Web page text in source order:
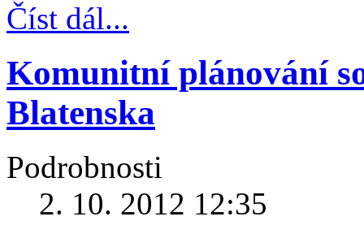
Číst dál...
Komunitní plánování
Blatenska
Podrobnosti
2. 10. 2012 12:35